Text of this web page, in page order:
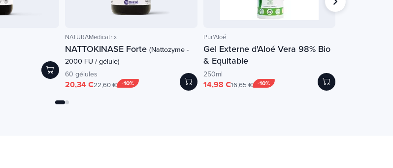
NATURAMedicatrix
NATTOKINASE Forte (Nattozyme -
2000 FU / gélule)
60 gélules
-10%
20,34 €22,60 €
Pur'Aloé
Gel Externe d'Aloé Vera 98% Bio
& Equitable
250ml
-10%
14,98 €16,65 €